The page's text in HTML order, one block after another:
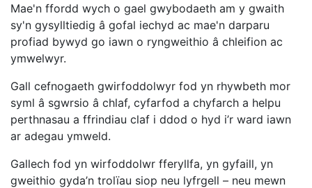
Mae'n ffordd wych o gael gwybodaeth am y gwaith
sy'n gysylltiedig â gofal iechyd ac mae'n darparu
profiad bywyd go iawn o ryngweithio â chleifion ac
ymwelwyr.
Gall cefnogaeth gwirfoddolwyr fod yn rhywbeth mor
syml â sgwrsio â chlaf, cyfarfod a chyfarch a helpu
perthnasau a ffrindiau claf i ddod o hyd i’r ward iawn
ar adegau ymweld.
Gallech fod yn wirfoddolwr fferyllfa, yn gyfaill, yn
gweithio gyda’n trolïau siop neu lyfrgell – neu mewn